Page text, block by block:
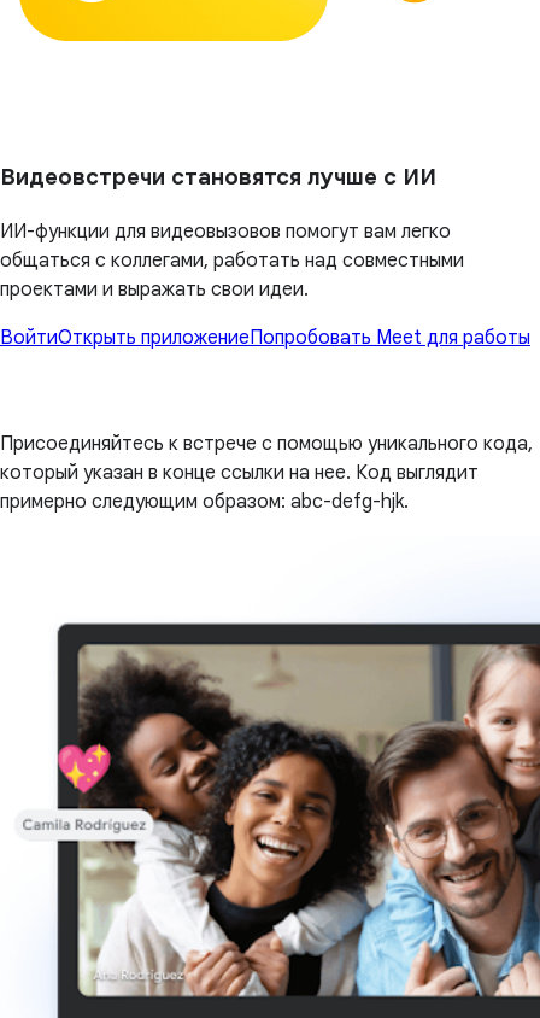
Видеовстречи становятся лучше с ИИ
ИИ-функции для видеовызовов помогут вам легко
общаться с коллегами, работать над совместными
проектами и выражать свои идеи.
ВойтиОткрыть приложениеПопробовать Meet для работы
Присоединяйтесь к встрече с помощью уникального кода,
который указан в конце ссылки на нее. Код выглядит
примерно следующим образом: abc-defg-hjk.